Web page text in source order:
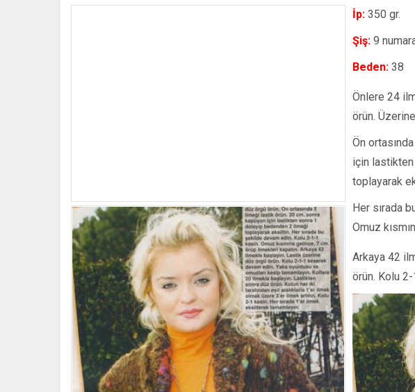
İp:350 gr.
Şiş:9
Beden:38
Önlere 24
örün.
Ön
için
toplayarak
Her sırada
Omuz
Arkaya 42
örün. Kolu